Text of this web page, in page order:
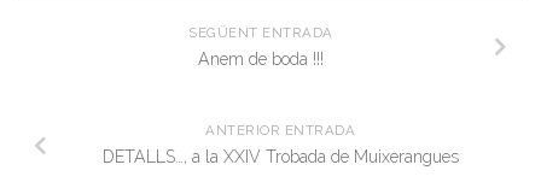
SEGÜENT ENTRADA
Anem de boda !!!
ANTERIOR ENTRADA
DETALLS…, a la XXIV Trobada de Muixerangues